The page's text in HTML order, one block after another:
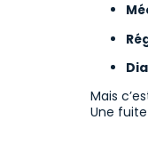
Mais
Une